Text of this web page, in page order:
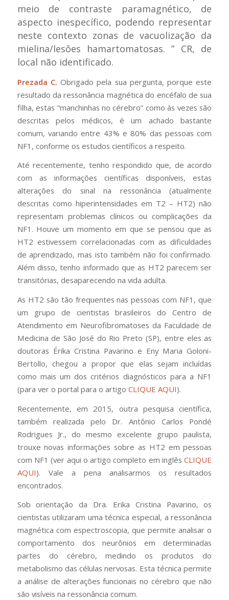
meio de contraste paramagnético, de
aspecto inespecífico, podendo representar
neste contexto zonas de vacuolização da
mielina/lesões hamartomatosas. ” CR, de
local não identificado.
Prezada C. Obrigado pela sua pergunta, porque este
resultado da ressonância magnética do encéfalo de sua
filha, estas “manchinhas no cérebro” como às vezes são
descritas pelos médicos, é um achado bastante
comum, variando entre 43% e 80% das pessoas com
NF1, conforme os estudos científicos a respeito.
Até recentemente, tenho respondido que, de acordo
com as informações científicas disponíveis, estas
alterações do sinal na ressonância (atualmente
descritas como hiperintensidades em T2 – HT2) não
representam problemas clínicos ou complicações da
NF1. Houve um momento em que se pensou que as
HT2 estivessem correlacionadas com as dificuldades
de aprendizado, mas isto também não foi confirmado.
Além disso, tenho informado que as HT2 parecem ser
transitórias, desaparecendo na vida adulta.
As HT2 são tão frequentes nas pessoas com NF1, que
um grupo de cientistas brasileiros do Centro de
Atendimento em Neurofibromatoses da Faculdade de
Medicina de São José do Rio Preto (SP), entre eles as
doutoras Érika Cristina Pavarino e Eny Maria Goloni-
Bertollo, chegou a propor que elas sejam incluídas
como mais um dos critérios diagnósticos para a NF1
(para ver o portal para o artigo CLIQUE AQUI).
Recentemente, em 2015, outra pesquisa científica,
também realizada pelo Dr. Antônio Carlos Pondé
Rodrigues Jr., do mesmo excelente grupo paulista,
trouxe novas informações sobre as HT2 em pessoas
com NF1 (ver aqui o artigo completo em inglêsCLIQUE
AQUI). Vale a pena analisarmos os resultados
encontrados.
Sob orientação da Dra. Erika Cristina Pavarino, os
cientistas utilizaram uma técnica especial, a ressonância
magnética com espectroscopia, que permite analisar o
comportamento dos neurônios em determinadas
partes do cérebro, medindo os produtos do
metabolismo das células nervosas. Esta técnica permite
a análise de alterações funcionais no cérebro que não
são visíveis na ressonância comum.